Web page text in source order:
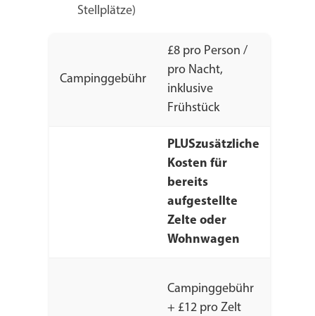
Stellplätze)
Campinggebühr
£8 pro Person /
pro Nacht,
inklusive
Frühstück
PLUSzusätzliche
Kosten für
bereits
aufgestellte
Zelte oder
Wohnwagen
Campinggebühr
+ £12 pro Zelt